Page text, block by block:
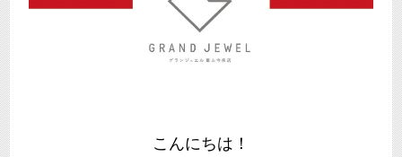
こんにちは！